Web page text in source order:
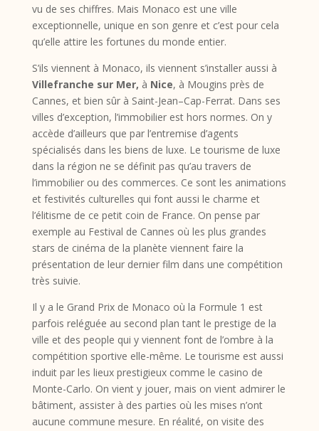
vu de ses chiffres. Mais Monaco est une ville
exceptionnelle, unique en son genre et c’est pour cela
qu’elle attire les fortunes du monde entier.
S’ils viennent à Monaco, ils viennent s’installer aussi à
Villefranche sur Mer, à Nice, à Mougins près de
Cannes, et bien sûr à Saint-Jean–Cap-Ferrat. Dans ses
villes d’exception, l’immobilier est hors normes. On y
accède d’ailleurs que par l’entremise d’agents
spécialisés dans les biens de luxe. Le tourisme de luxe
dans la région ne se définit pas qu’au travers de
l’immobilier ou des commerces. Ce sont les animations
et festivités culturelles qui font aussi le charme et
l’élitisme de ce petit coin de France. On pense par
exemple au Festival de Cannes où les plus grandes
stars de cinéma de la planète viennent faire la
présentation de leur dernier film dans une compétition
très suivie.
Il y a le Grand Prix de Monaco où la Formule 1 est
parfois reléguée au second plan tant le prestige de la
ville et des people qui y viennent font de l’ombre à la
compétition sportive elle-même. Le tourisme est aussi
induit par les lieux prestigieux comme le casino de
Monte-Carlo. On vient y jouer, mais on vient admirer le
bâtiment, assister à des parties où les mises n’ont
aucune commune mesure. En réalité, on visite des